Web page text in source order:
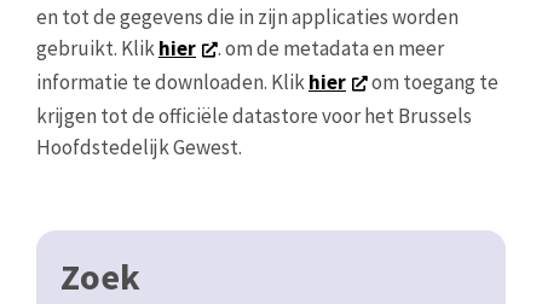
en tot de gegevens die in zijn applicaties worden
gebruikt. Klikhier
. om de metadata en meer
informatie te downloaden. Klikhier
om toegang te
krijgen tot de officiële datastore voor het Brussels
Hoofdstedelijk Gewest.
Zoek